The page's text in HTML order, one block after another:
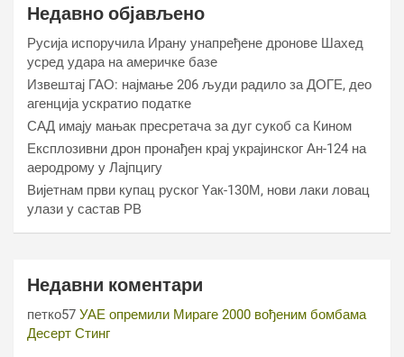
Недавно објављено
Русија испоручила Ирану унапређене дронове Шахед
усред удара на америчке базе
Извештај ГАО: најмање 206 људи радило за ДОГЕ, део
агенција ускратио податке
САД имају мањак пресретача за дуг сукоб са Кином
Експлозивни дрон пронађен крај украјинског Ан-124 на
аеродрому у Лајпцигу
Вијетнам први купац руског Yак-130М, нови лаки ловац
улази у састав РВ
Недавни коментари
петко57 УАЕ опремили Мираге 2000 вођеним бомбама
Десерт Стинг